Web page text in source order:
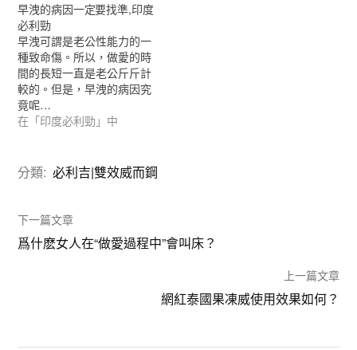
早洩的病因一定要找準,印度
必利勁
早洩可謂是老公性能力的一
種致命傷。所以，做愛的時
間的長短一直是老公斤斤計
較的。但是，早洩的病因究
竟呢…
在「印度必利勁」中
分類: 必利吉|雙效威而鋼
下一篇文章
爲什麽女人在“做愛過程中”會叫床？
上一篇文章
網紅泰國果凍威使用效果如何？